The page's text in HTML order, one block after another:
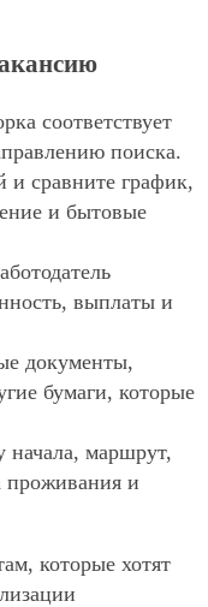
соответствует
поиска.
и сравните график,
и бытовые
выплаты и
документы,
бумаги, которые
начала, маршрут,
проживания и
которые хотят